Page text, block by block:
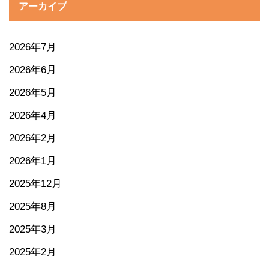
アーカイブ
2026年7月
2026年6月
2026年5月
2026年4月
2026年2月
2026年1月
2025年12月
2025年8月
2025年3月
2025年2月